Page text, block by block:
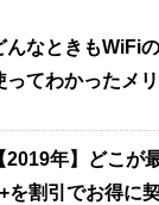
んなときもWiFi
ってわかったメ
2019年】どこが
を割引でお得に